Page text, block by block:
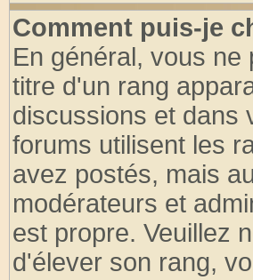
Comment puis-je
En général, vous
titre d'un rang
discussions et dans
forums utilisent les
avez postés, mais
modérateurs et
est propre. Veuillez
d'élever son rang,